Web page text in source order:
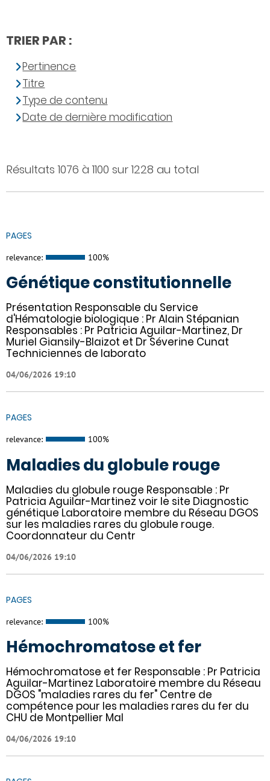
Résultats 1076 à 1100 sur 1228 au total
PAGES
relevance: 100%
Génétique constitutionnelle
Présentation Responsable du Service
d'Hématologie biologique : Pr Alain Stépanian
Responsables : Pr Patricia Aguilar-Martinez, Dr
Muriel Giansily-Blaizot et Dr Séverine Cunat
Techniciennes de laborato
04/06/2026 19:10
PAGES
relevance: 100%
Maladies du globule rouge
Maladies du globule rouge Responsable : Pr
Patricia Aguilar-Martinez voir le site Diagnostic
génétique Laboratoire membre du Réseau DGOS
sur les maladies rares du globule rouge.
Coordonnateur du Centr
04/06/2026 19:10
PAGES
relevance: 100%
Hémochromatose et fer
Hémochromatose et fer Responsable : Pr Patricia
Aguilar-Martinez Laboratoire membre du Réseau
DGOS "maladies rares du fer" Centre de
compétence pour les maladies rares du fer du
CHU de Montpellier Mal
04/06/2026 19:10
TRIER PAR :
Pertinence
Titre
Type de contenu
Date de dernière modification